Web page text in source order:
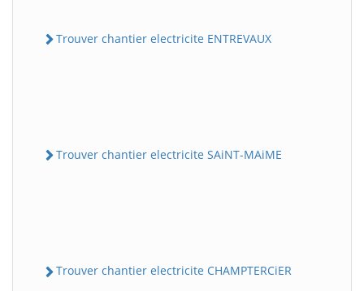
Trouver chantier electricite ENTREVAUX
Trouver chantier electricite SAiNT-MAiME
Trouver chantier electricite CHAMPTERCiER